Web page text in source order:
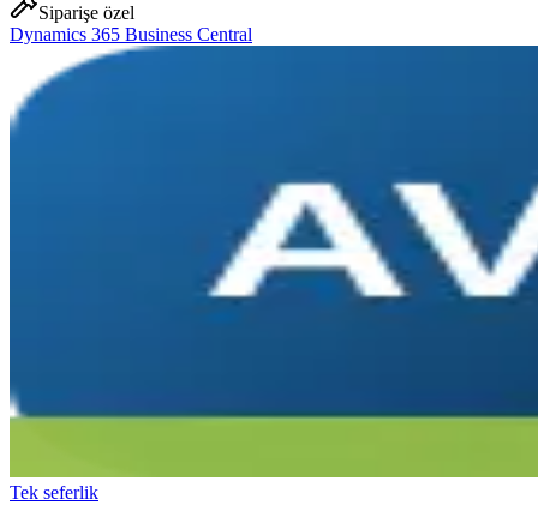
Siparişe özel
Dynamics 365 Business Central
Tek seferlik